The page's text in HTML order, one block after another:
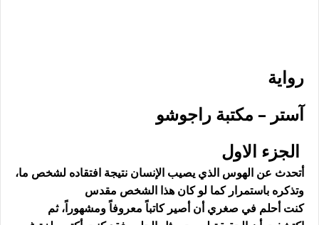
رواية
آستر – مكتبة راجوشو
الجزء الاول
أتحدث عن الهوس الذي يصيب الإنسان نتيجة افتقاده لشخص ما،
وتذكره باستمرار كما لو كان هذا الشخص مقدس
كنت أحلم في صغري أن أصير كاتباً معروفاً ومشهوراً، ثم